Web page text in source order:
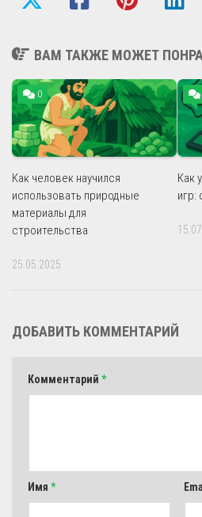
ВАМ ТАКЖЕ МОЖЕТ
0
Как человек научился
использовать природные
материалы для
строительства
25.05.2025
Как
игр:
ДОБАВИТЬ КОММЕНТАРИЙ
Комментарий *
Имя *